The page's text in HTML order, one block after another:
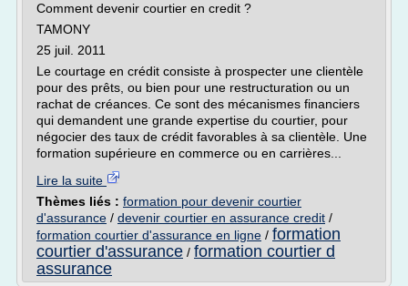
Comment devenir courtier en credit ?
TAMONY
25 juil. 2011
Le courtage en crédit consiste à prospecter une clientèle
pour des prêts, ou bien pour une restructuration ou un
rachat de créances. Ce sont des mécanismes financiers
qui demandent une grande expertise du courtier, pour
négocier des taux de crédit favorables à sa clientèle. Une
formation supérieure en commerce ou en carrières...
Lire la suite
Thèmes liés : formation pour devenir courtier
d'assurance / devenir courtier en assurance credit /
formation courtier d'assurance en ligne / formation
courtier d'assurance / formation courtier d
assurance